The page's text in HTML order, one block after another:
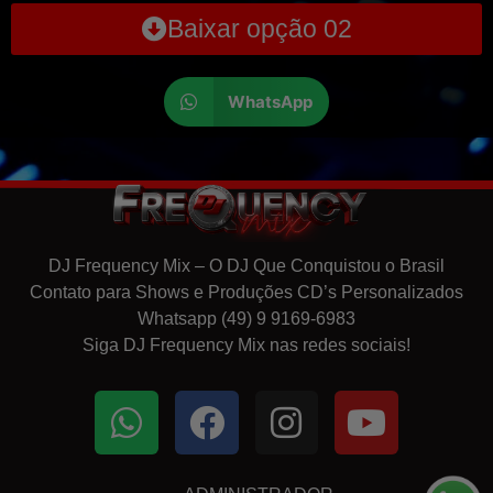
Baixar opção 02
WhatsApp
DJ Frequency Mix – O DJ Que Conquistou o Brasil
Contato para Shows e Produções CD’s Personalizados
Whatsapp (49) 9 9169-6983
Siga DJ Frequency Mix nas redes sociais!